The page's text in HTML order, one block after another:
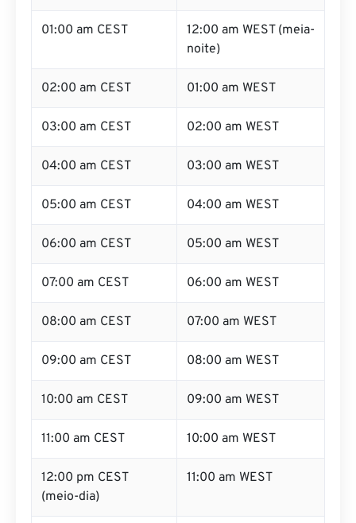
01:00 am CEST
12:00 am WEST (meia-
noite)
02:00 am CEST 01:00 am WEST
03:00 am CEST 02:00 am WEST
04:00 am CEST 03:00 am WEST
05:00 am CEST 04:00 am WEST
06:00 am CEST 05:00 am WEST
07:00 am CEST 06:00 am WEST
08:00 am CEST 07:00 am WEST
09:00 am CEST 08:00 am WEST
10:00 am CEST 09:00 am WEST
11:00 am CEST 10:00 am WEST
12:00 pm CEST
(meio-dia)
11:00 am WEST